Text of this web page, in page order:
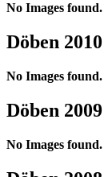
No Images found.
Döben 2010
No Images found.
Döben 2009
No Images found.